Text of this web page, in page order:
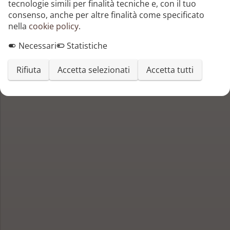
tecnologie simili per finalità tecniche e, con il tuo
consenso, anche per altre finalità come specificato
nella cookie policy.
Necessari
Statistiche
Rifiuta Accetta selezionati Accetta tutti